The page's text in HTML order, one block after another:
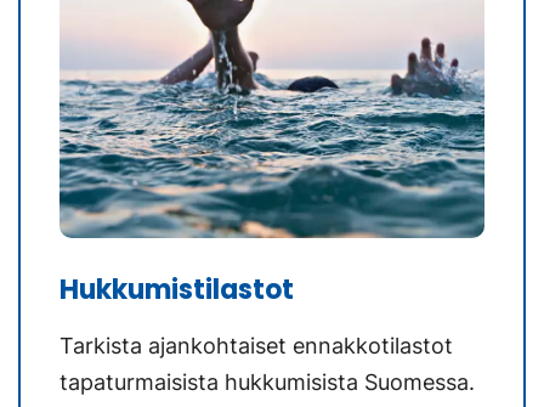
Hukkumistilastot
Tarkista ajankohtaiset ennakkotilastot
tapaturmaisista hukkumisista Suomessa.